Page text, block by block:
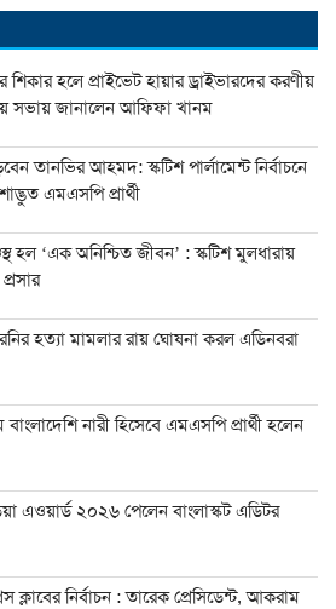
শিকার হলে প্রাইভেট হায়ার ড্রাইভারদের করণীয়
সভায় জানালেন আফিফা খানম
তানভির আহমদ: স্কটিশ পার্লামেন্ট নির্বাচনে
এমএসপি প্রার্থী
হল ‘এক অনিশ্চিত জীবন’ : স্কটিশ মুলধারায়
হত্যা মামলার রায় ঘোষনা করল এডিনবরা
বাংলাদেশি নারী হিসেবে এমএসপি প্রার্থী হলেন
এওয়ার্ড ২০২৬ পেলেন বাংলাস্কট এডিটর
ক্লাবের নির্বাচন : তারেক প্রেসিডেন্ট, আকরাম